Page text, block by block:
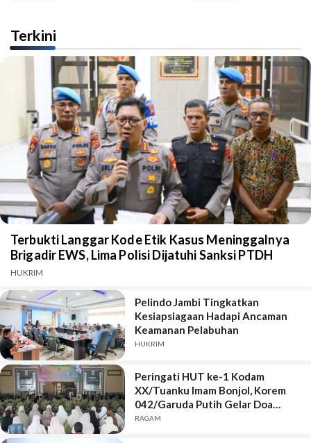
Terkini
Terbukti Langgar Kode Etik Kasus Meninggalnya
Brigadir EWS, Lima Polisi Dijatuhi Sanksi PTDH
HUKRIM
Pelindo Jambi Tingkatkan
Kesiapsiagaan Hadapi Ancaman
Keamanan Pelabuhan
HUKRIM
Peringati HUT ke-1 Kodam
XX/Tuanku Imam Bonjol, Korem
042/Garuda Putih Gelar Doa
Bersama
RAGAM